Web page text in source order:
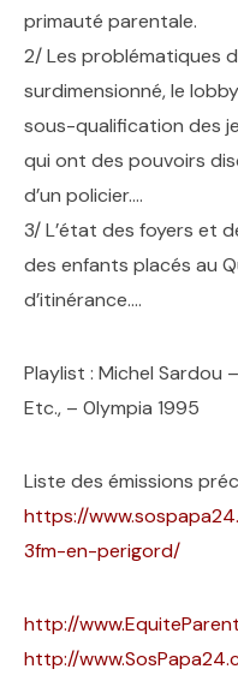
primauté parentale.
2/ Les problématiques
surdimensionné, le
sous-qualification des
qui ont des pouvoirs
d’un policier….
3/ L’état des foyers et
des enfants placés au
d’itinérance….
Playlist : Michel Sardou
Etc., – 0lympia 1995
Liste des émissions
https://
3fm-en-perigord/
http://
http://